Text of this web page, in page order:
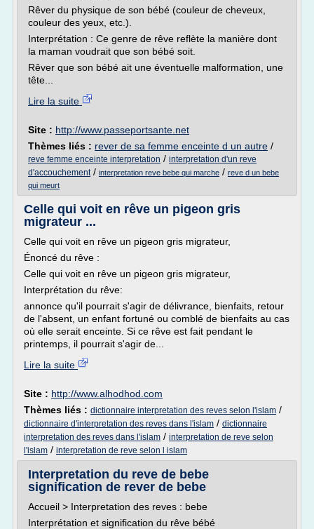
Rêver du physique de son bébé (couleur de cheveux,
couleur des yeux, etc.).
Interprétation : Ce genre de rêve reflète la manière dont
la maman voudrait que son bébé soit.
Rêver que son bébé ait une éventuelle malformation, une
tête...
Lire la suite
Site : http://www.passeportsante.net
Thèmes liés : rever de sa femme enceinte d un autre /
reve femme enceinte interpretation / interpretation d'un reve
d'accouchement/ interpretation reve bebe qui marche / reve d un bebe
qui meurt
Celle qui voit en rêve un pigeon gris
migrateur ...
Celle qui voit en rêve un pigeon gris migrateur,
Énoncé du rêve :
Celle qui voit en rêve un pigeon gris migrateur,
Interprétation du rêve:
annonce qu'il pourrait s'agir de délivrance, bienfaits, retour
de l'absent, un enfant fortuné ou comblé de bienfaits au cas
où elle serait enceinte. Si ce rêve est fait pendant le
printemps, il pourrait s'agir de...
Lire la suite
Site : http://www.alhodhod.com
Thèmes liés : dictionnaire interpretation des reves selon l'islam /
dictionnaire d'interpretation des reves dans l'islam / dictionnaire
interpretation des reves dans l'islam / interpretation de reve selon
l'islam / interpretation de reve selon l islam
Interpretation du reve de bebe
signification de rever de bebe
Accueil > Interpretation des reves : bebe
Interprétation et signification du rêve bébé